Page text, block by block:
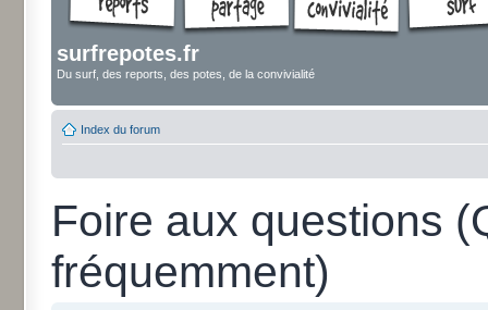
surfrepotes.fr
Du surf, des reports, des potes, de la convivialité
Index du forum
Foire aux questions
fréquemment)